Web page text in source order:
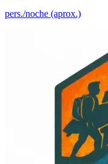
pers./noche (aprox.)